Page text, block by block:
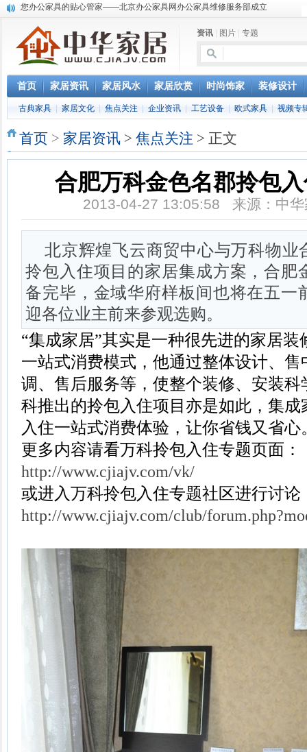
淇盈朗月家具中对五行思想的运用
还是“海尔冰箱造”!IEC国际保鲜标准再版
怎样用家具布置出好的办公室风水
您办公家具的贴心管家——北京办公家具网办公家具维修服务部成立
资讯 图片 专题
首页 家居资讯 家居风水 家居欣赏 时尚饰家 装修设计
古典家具 家居文化 焦点关注 企业资讯 工艺设备 欧式家具 视频专
首页 > 家居资讯 > 焦点关注 > 正文
合肥万科金色名郡拎包
2013-04-27 13:05:58 来源：中
北京辉煌飞云商贸中心与万科物业
拎包入住项目的家居集成方案，合肥
备完毕，金域华府样板间也将在五一
迎各位业主前来参观选购。
“集成家居”其实是一种很先进的家居
一站式消费模式，他通过整体设计、
调、售后服务等，使整个装修、安装
科推出的拎包入住项目亦是如此， 集成
入住一站式消费体验，让你省钱又省心
更多内容请看万科拎包入住专题页面：
http://www.cjiajv.com/vk/
或进入万科拎包入住专题社区进行讨论
http://www.cjiajv.com/club/